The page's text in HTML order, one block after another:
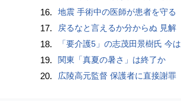
16. 地震 手術中の医師が患者を守る
17. 戻るなと言えるか分からぬ 見解
18. 「要介護5」の志茂田景樹氏 今は
19. 関東「真夏の暑さ」は終了か
20. 広陵高元監督 保護者に直接謝罪